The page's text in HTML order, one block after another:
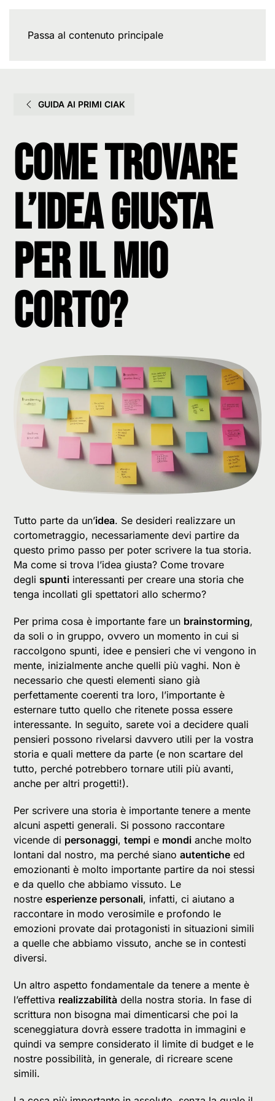
Passa al contenuto principale
GUIDA AI PRIMI CIAK
Come trovare
l’idea giusta
per il mio
corto?
Tutto parte da un’idea. Se desideri realizzare un
cortometraggio, necessariamente devi partire da
questo primo passo per poter scrivere la tua storia.
Ma come si trova l’idea giusta? Come trovare
degli spunti interessanti per creare una storia che
tenga incollati gli spettatori allo schermo?
Per prima cosa è importante fare un brainstorming,
da soli o in gruppo, ovvero un momento in cui si
raccolgono spunti, idee e pensieri che vi vengono in
mente, inizialmente anche quelli più vaghi. Non è
necessario che questi elementi siano già
perfettamente coerenti tra loro, l’importante è
esternare tutto quello che ritenete possa essere
interessante. In seguito, sarete voi a decidere quali
pensieri possono rivelarsi davvero utili per la vostra
storia e quali mettere da parte (e non scartare del
tutto, perché potrebbero tornare utili più avanti,
anche per altri progetti!).
Per scrivere una storia è importante tenere a mente
alcuni aspetti generali. Si possono raccontare
vicende di personaggi,tempi e mondi anche molto
lontani dal nostro, ma perché sianoautentiche ed
emozionanti è molto importante partire da noi stessi
e da quello che abbiamo vissuto. Le
nostreesperienze personali, infatti, ci aiutano a
raccontare in modo verosimile e profondo le
emozioni provate dai protagonisti in situazioni simili
a quelle che abbiamo vissuto, anche se in contesti
diversi.
Un altro aspetto fondamentale da tenere a mente è
l’effettiva realizzabilità della nostra storia. In fase di
scrittura non bisogna mai dimenticarsi che poi la
sceneggiatura dovrà essere tradotta in immagini e
quindi va sempre considerato il limite di budget e le
nostre possibilità, in generale, di ricreare scene
simili.